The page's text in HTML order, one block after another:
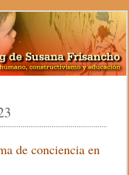
de conciencia en